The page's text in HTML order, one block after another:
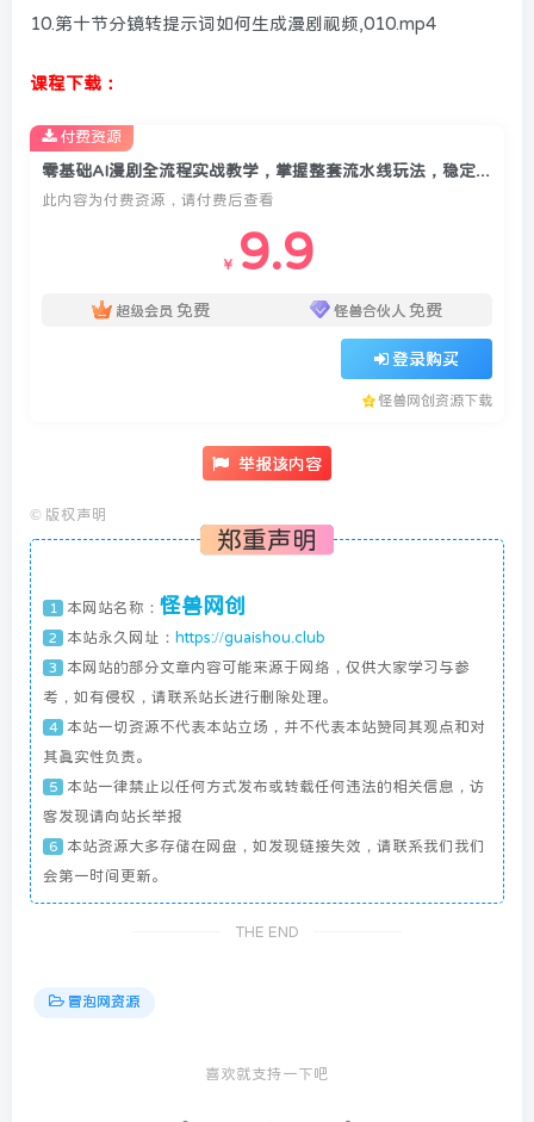
10.第十节分镜转提示词如何生成漫剧视频,010.mp4
课程下载：
零基础AI漫剧全流程实战教学，掌握整套流水线玩法，稳定产出合规优质的AI漫剧作品
此内容为付费资源，请付费后查看
￥ 9.9
超级会员 免费 怪兽合伙人 免费
登录购买
怪兽网创资源下载
付费资源
举报该内容
© 版权声明
郑重声明
1 本网站名称： 怪兽网创
2 本站永久网址： https://guaishou.club
3
本网站的部分文章内容可能来源于网络，仅供大家学习与参
考，如有侵权，请联系站长进行删除处理。
4
本站一切资源不代表本站立场，并不代表本站赞同其观点和对
其真实性负责。
5
本站一律禁止以任何方式发布或转载任何违法的相关信息，访
客发现请向站长举报
6
本站资源大多存储在网盘，如发现链接失效，请联系我们我们
会第一时间更新。
THE END
冒泡网资源
喜欢就支持一下吧